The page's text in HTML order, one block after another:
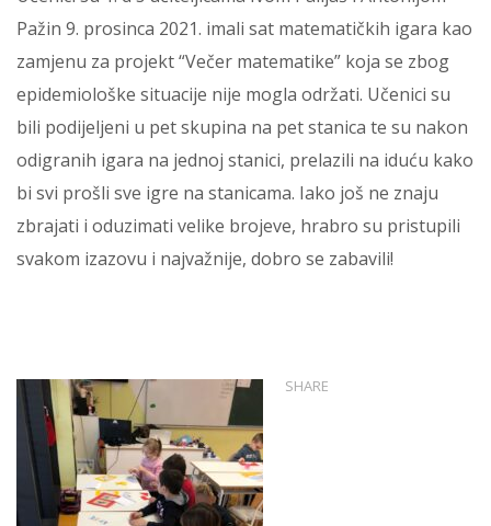
Pažin 9. prosinca 2021. imali sat matematičkih igara kao
zamjenu za projekt “Večer matematike” koja se zbog
epidemiološke situacije nije mogla održati. Učenici su
bili podijeljeni u pet skupina na pet stanica te su nakon
odigranih igara na jednoj stanici, prelazili na iduću kako
bi svi prošli sve igre na stanicama. Iako još ne znaju
zbrajati i oduzimati velike brojeve, hrabro su pristupili
svakom izazovu i najvažnije, dobro se zabavili!
SHARE